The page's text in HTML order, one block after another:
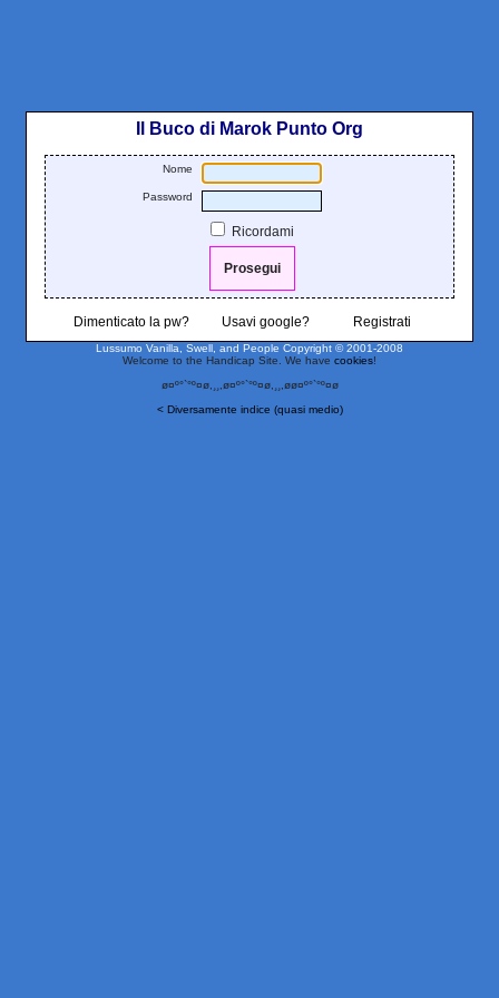
Il Buco di Marok Punto Org
Nome
Password
Ricordami
Dimenticato la pw? Usavi google? Registrati
Lussumo Vanilla, Swell, and People Copyright © 2001-2008
Welcome to the Handicap Site. We have cookies!
ø¤º°`°º¤ø,¸¸,ø¤º°`°º¤ø,¸¸,øø¤º°`°º¤ø
< Diversamente indice (quasi medio)